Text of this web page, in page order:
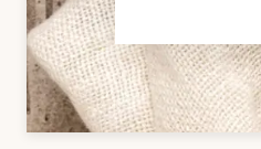
r
P
L